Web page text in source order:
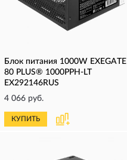
Блок питания 1000W EXEGATE
80 PLUS® 1000PPH-LT
EX292146RUS
4 066 руб.
КУПИТЬ